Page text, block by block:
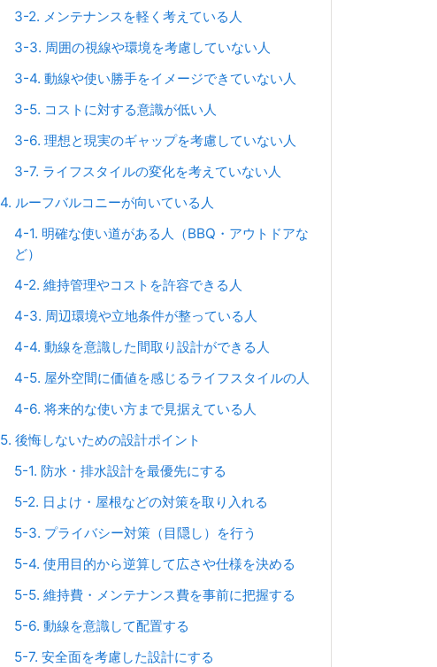
3-2. メンテナンスを軽く考えている人
3-3. 周囲の視線や環境を考慮していない人
3-4. 動線や使い勝手をイメージできていない人
3-5. コストに対する意識が低い人
3-6. 理想と現実のギャップを考慮していない人
3-7. ライフスタイルの変化を考えていない人
4. ルーフバルコニーが向いている人
4-1. 明確な使い道がある人（BBQ・アウトドアな
ど）
4-2. 維持管理やコストを許容できる人
4-3. 周辺環境や立地条件が整っている人
4-4. 動線を意識した間取り設計ができる人
4-5. 屋外空間に価値を感じるライフスタイルの人
4-6. 将来的な使い方まで見据えている人
5. 後悔しないための設計ポイント
5-1. 防水・排水設計を最優先にする
5-2. 日よけ・屋根などの対策を取り入れる
5-3. プライバシー対策（目隠し）を行う
5-4. 使用目的から逆算して広さや仕様を決める
5-5. 維持費・メンテナンス費を事前に把握する
5-6. 動線を意識して配置する
5-7. 安全面を考慮した設計にする